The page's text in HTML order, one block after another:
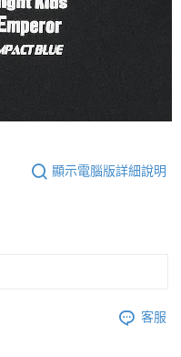
顯示電腦版詳細說明
客服